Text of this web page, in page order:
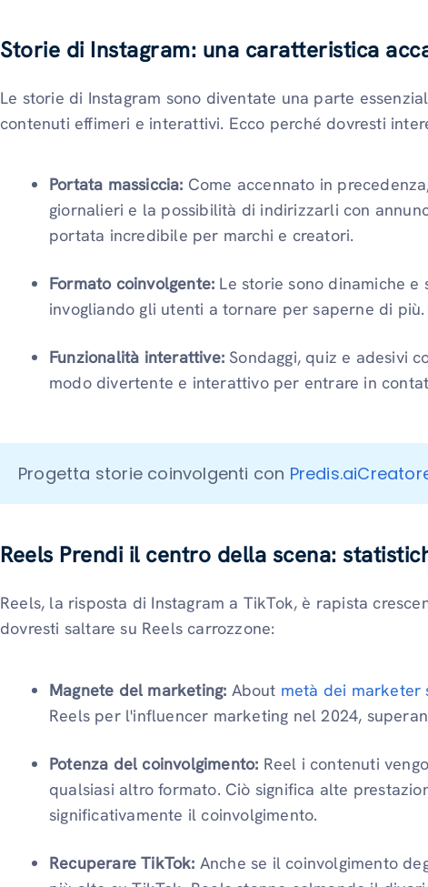
Storie di Instagram: una caratteristica
Le storie di Instagram sono diventate una parte
contenuti effimeri e interattivi. Ecco perché dovresti
Portata massiccia: Come accennato in
giornalieri e la possibilità di indirizzarli con
portata incredibile per marchi e creatori.
Formato coinvolgente: Le storie sono dinamiche e
invogliando gli utenti a tornare per saperne di più.
Funzionalità interattive: Sondaggi, quiz e adesivi
modo divertente e interattivo per entrare in
Progetta storie coinvolgenti con
Reels Prendi il centro della scena:
Reels, la risposta di Instagram a TikTok, è rapista
dovresti saltare su Reels carrozzone:
Magnete del marketing: About metà dei marketer
Reels per l'influencer marketing nel 2024,
Potenza del coinvolgimento: Reel i contenuti
qualsiasi altro formato. Ciò significa alte
significativamente il coinvolgimento.
Recuperare TikTok: Anche se il coinvolgimento